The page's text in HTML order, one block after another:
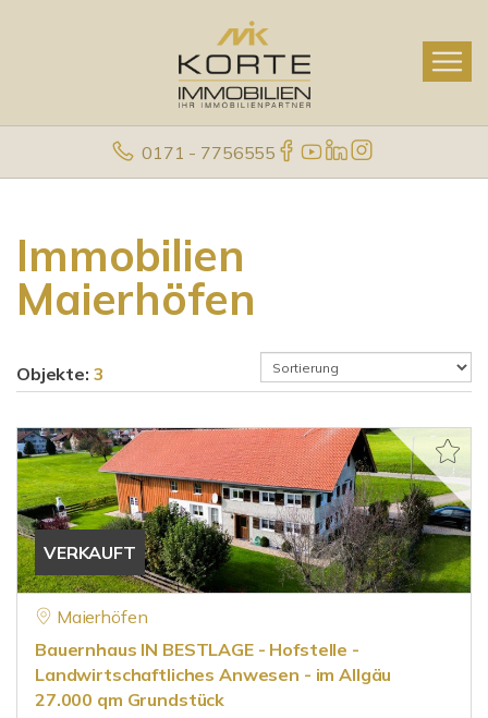
0171 - 7756555
Immobilien
Maierhöfen
Objekte: 3
VERKAUFT
Maierhöfen
Bauernhaus IN BESTLAGE - Hofstelle -
Landwirtschaftliches Anwesen - im Allgäu
27.000 qm Grundstück